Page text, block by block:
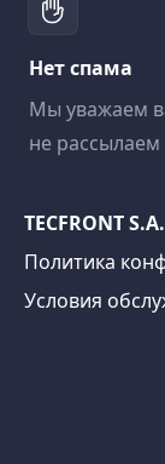
Нет спама
Мы уважаем
не
TECFRONT S.A.
Политика
Условия